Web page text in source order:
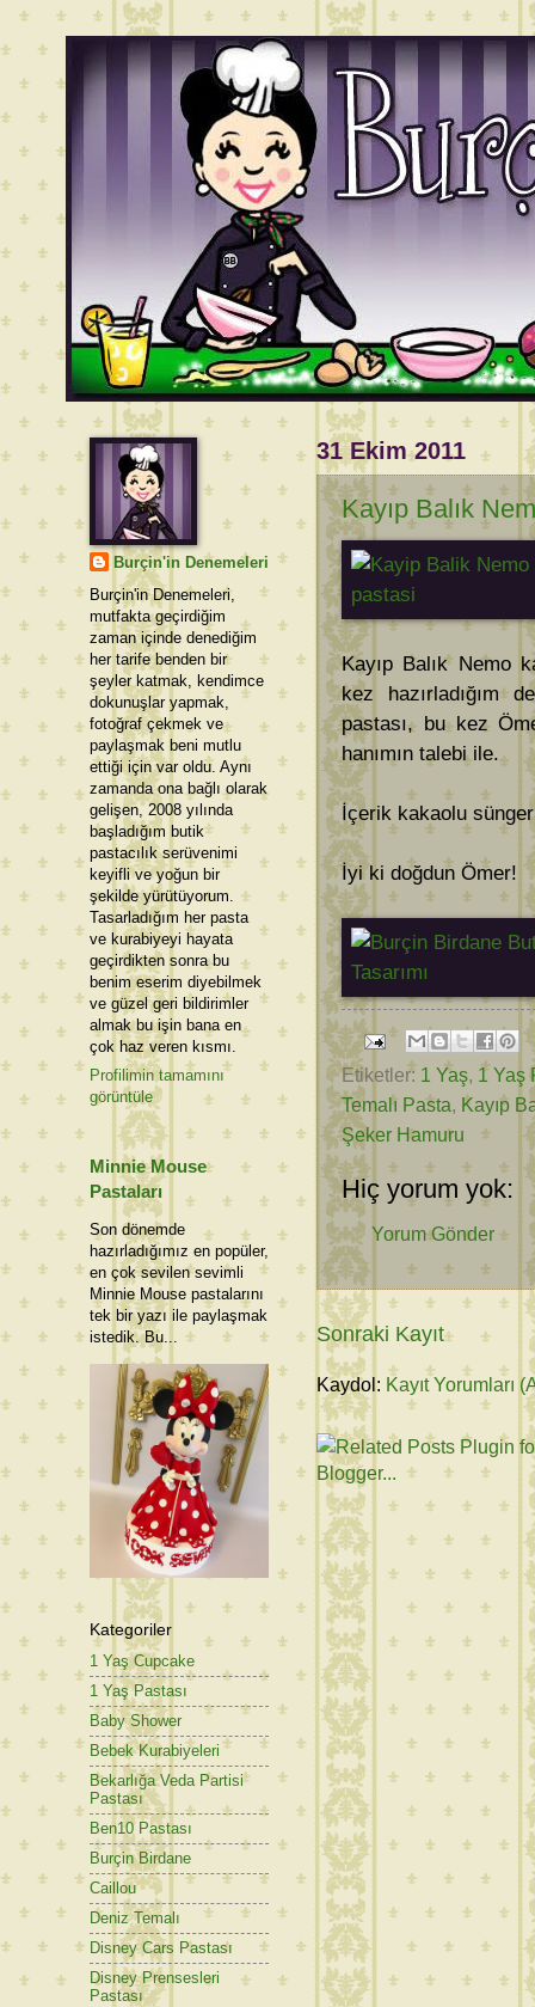
31 Ekim 2011
Kayıp Balık
Kayıp Balık Nemo
kez hazırladığım
pastası, bu kez
hanımın talebi ile.
İçerik kakaolu
İyi ki doğdun Ömer!
Etiketler: 1 Yaş, 1 Yaş
Temalı Pasta, Kayıp
Şeker Hamuru
Hiç yorum yok:
Yorum Gönder
Sonraki Kayıt
Kaydol: Kayıt Yorumları
Burçin'in Denemeleri
Burçin'in Denemeleri,
mutfakta geçirdiğim
zaman içinde denediğim
her tarife benden bir
şeyler katmak, kendimce
dokunuşlar yapmak,
fotoğraf çekmek ve
paylaşmak beni mutlu
ettiği için var oldu. Aynı
zamanda ona bağlı olarak
gelişen, 2008 yılında
başladığım butik
pastacılık serüvenimi
keyifli ve yoğun bir
şekilde yürütüyorum.
Tasarladığım her pasta
ve kurabiyeyi hayata
geçirdikten sonra bu
benim eserim diyebilmek
ve güzel geri bildirimler
almak bu işin bana en
çok haz veren kısmı.
Profilimin tamamını
görüntüle
Minnie Mouse
Pastaları
Son dönemde
hazırladığımız en popüler,
en çok sevilen sevimli
Minnie Mouse pastalarını
tek bir yazı ile paylaşmak
istedik. Bu...
Kategoriler
1 Yaş Cupcake
1 Yaş Pastası
Baby Shower
Bebek Kurabiyeleri
Bekarlığa Veda Partisi
Pastası
Ben10 Pastası
Burçin Birdane
Caillou
Deniz Temalı
Disney Cars Pastası
Disney Prensesleri
Pastası